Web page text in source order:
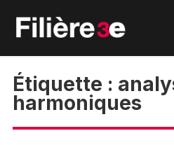
Étiquette :
harmoniques